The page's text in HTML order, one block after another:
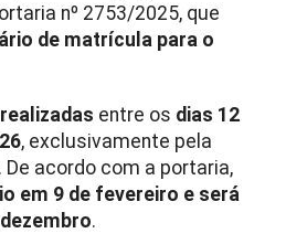
nº 2753/2025, que
de matrícula para o
entre os dias 12
, exclusivamente pela
acordo com a portaria,
em 9 de fevereiro e será
.